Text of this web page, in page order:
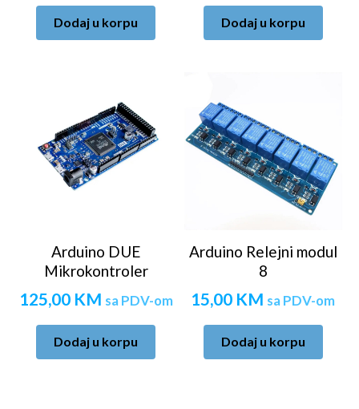
Dodaj u korpu Dodaj u korpu
Arduino DUE
Mikrokontroler
125,00 KM sa PDV-om
Dodaj u korpu
Arduino Relejni modul
8
15,00 KM sa PDV-om
Dodaj u korpu